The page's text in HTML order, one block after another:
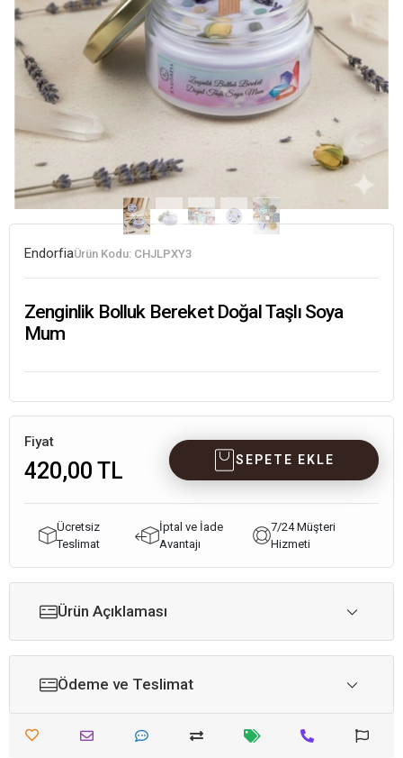
EndorfiaÜrün Kodu: CHJLPXY3
Zenginlik Bolluk Bereket Doğal Taşlı Soya
Mum
Fiyat
420,00 TL SEPETE EKLE
Ücretsiz
Teslimat
İptal ve İade
Avantajı
7/24 Müşteri
Hizmeti
Ürün Açıklaması
Ödeme ve Teslimat